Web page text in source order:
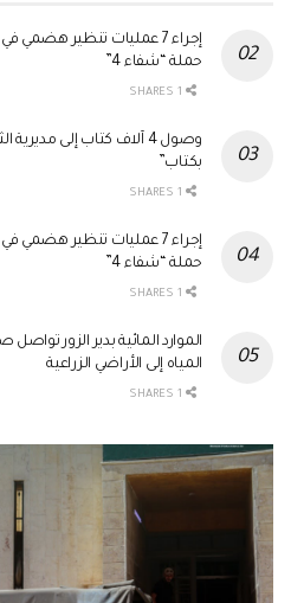
إجراء 7 عمليات تنظير
حملة “شفاء 4”
وصول 4 آلاف كتاب إلى
بكتاب”
إجراء 7 عمليات تنظير
حملة “شفاء 4”
الموارد المائية بدير الزور
المياه إلى الأراضي الزراعية